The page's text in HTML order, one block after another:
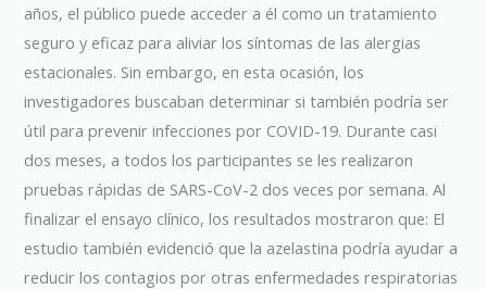
años, el público puede acceder a él como un tratamiento
seguro y eficaz para aliviar los síntomas de las alergias
estacionales. Sin embargo, en esta ocasión, los
investigadores buscaban determinar si también podría ser
útil para prevenir infecciones por COVID-19. Durante casi
dos meses, a todos los participantes se les realizaron
pruebas rápidas de SARS-CoV-2 dos veces por semana. Al
finalizar el ensayo clínico, los resultados mostraron que: El
estudio también evidenció que la azelastina podría ayudar a
reducir los contagios por otras enfermedades respiratorias